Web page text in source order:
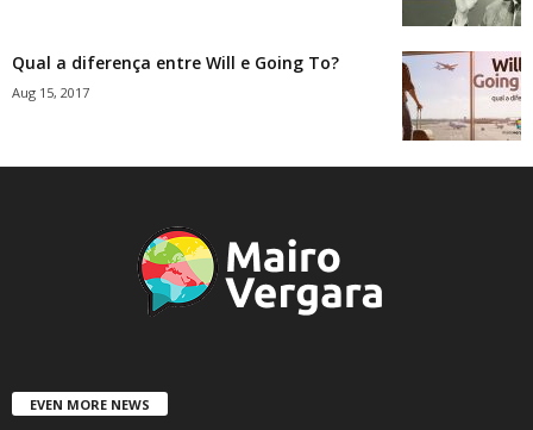
Qual a diferença entre Will e Going To?
Aug 15, 2017
EVEN MORE NEWS